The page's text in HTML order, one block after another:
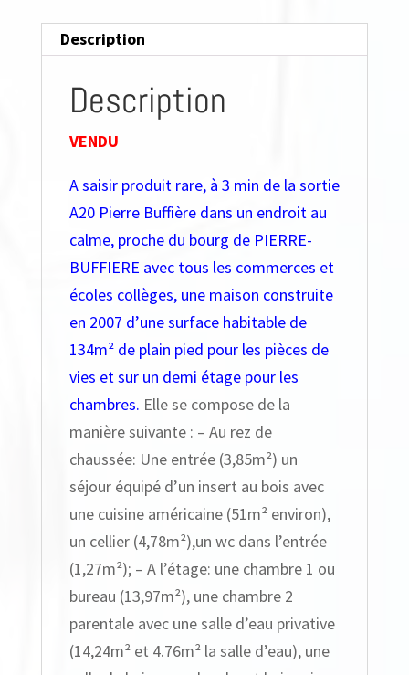
Description
Description
VENDU
A saisir produit rare, à 3 min de la sortie
A20 Pierre Buffière dans un endroit au
calme, proche du bourg de PIERRE-
BUFFIERE avec tous les commerces et
écoles collèges, une maison construite
en 2007 d’une surface habitable de
134m² de plain pied pour les pièces de
vies et sur un demi étage pour les
chambres. Elle se compose de la
manière suivante : – Au rez de
chaussée: Une entrée (3,85m²) un
séjour équipé d’un insert au bois avec
une cuisine américaine (51m² environ),
un cellier (4,78m²),un wc dans l’entrée
(1,27m²); – A l’étage: une chambre 1 ou
bureau (13,97m²), une chambre 2
parentale avec une salle d’eau privative
(14,24m² et 4.76m² la salle d’eau), une